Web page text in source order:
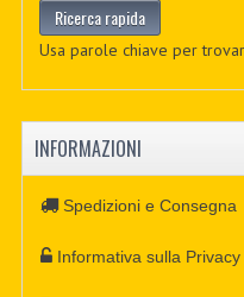
Usa parole chiave per
INFORMAZIONI
Spedizioni e Consegna
Informativa sulla Privacy